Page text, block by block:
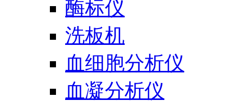
酶标仪
洗板机
血细胞分析仪
血凝分析仪